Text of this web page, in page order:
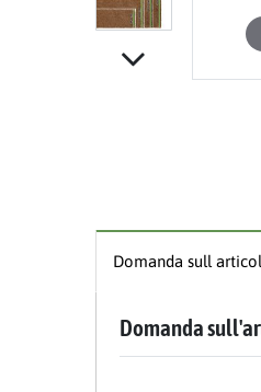
Item 1 of 7
Domanda sull
Domanda